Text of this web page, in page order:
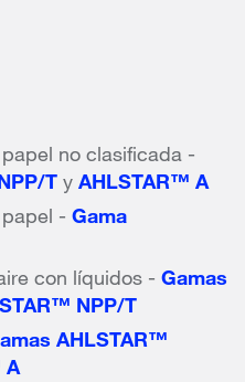
no clasificada -
T y AHLSTAR™ A
- Gama
con líquidos - Gamas
NPP/T
AHLSTAR™
A